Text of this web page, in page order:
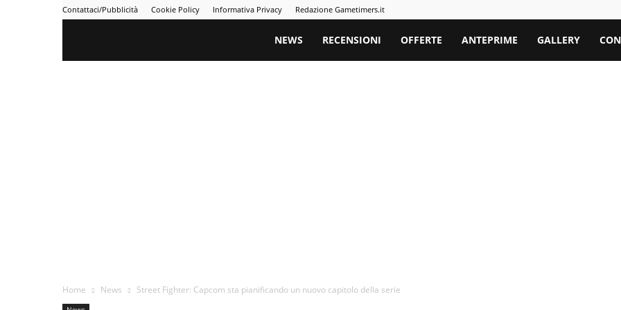
Contattaci/Pubblicità Cookie Policy Informativa Privacy Redazione Gametimers.it
Gametimers
NEWS RECENSIONI OFFERTE ANTEPRIME GALLERY
Home News Street Fighter: Capcom sta pianificando un nuovo capitolo della serie